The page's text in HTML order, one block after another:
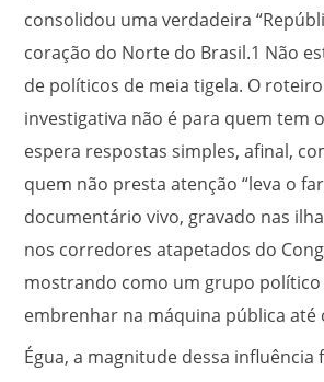
consolidou uma verdadeira
coração do Norte do Brasil.1 Não
de políticos de meia tigela. O
investigativa não é para quem tem
espera respostas simples, afinal,
quem não presta atenção “leva o
documentário vivo, gravado nas
nos corredores atapetados do
mostrando como um grupo político
embrenhar na máquina pública até
Égua, a magnitude dessa influência